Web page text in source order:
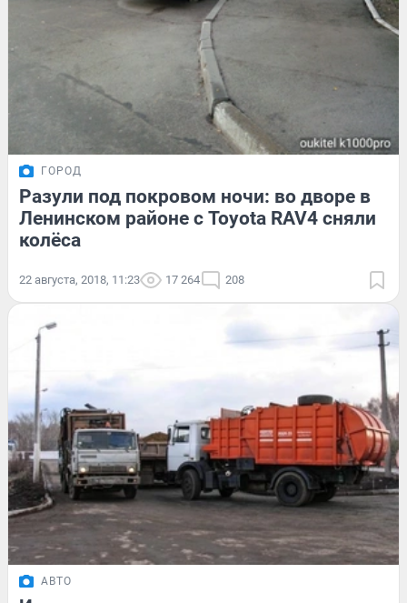
ГОРОД
Разули под покровом ночи: во дворе в
Ленинском районе с Toyota RAV4 сняли
колёса
22 августа, 2018, 11:23 17 264 208
АВТО